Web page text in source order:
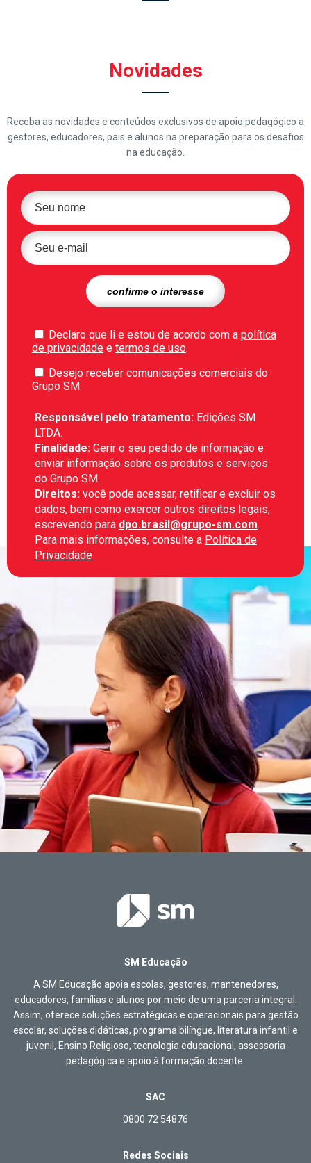
Novidades
Receba as novidades e conteúdos exclusivos de apoio pedagógico a
gestores, educadores, pais e alunos na preparação para os desafios
na educação.
Declaro que li e estou de acordo com a política
de privacidade e termos de uso.
Desejo receber comunicações comerciais do
Grupo SM.
Responsável pelo tratamento: Edições SM
LTDA.
Finalidade: Gerir o seu pedido de informação e
enviar informação sobre os produtos e serviços
do Grupo SM.
Direitos: você pode acessar, retificar e excluir os
dados, bem como exercer outros direitos legais,
escrevendo para dpo.brasil@grupo-sm.com.
Para mais informações, consulte a Política de
Privacidade
SM Educação
A SM Educação apoia escolas, gestores, mantenedores,
educadores, famílias e alunos por meio de uma parceria integral.
Assim, oferece soluções estratégicas e operacionais para gestão
escolar, soluções didáticas, programa bilíngue, literatura infantil e
juvenil, Ensino Religioso, tecnologia educacional, assessoria
pedagógica e apoio à formação docente.
SAC
0800 72 54876
Redes Sociais